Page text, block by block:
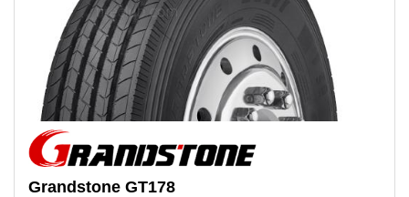
Grandstone GT178